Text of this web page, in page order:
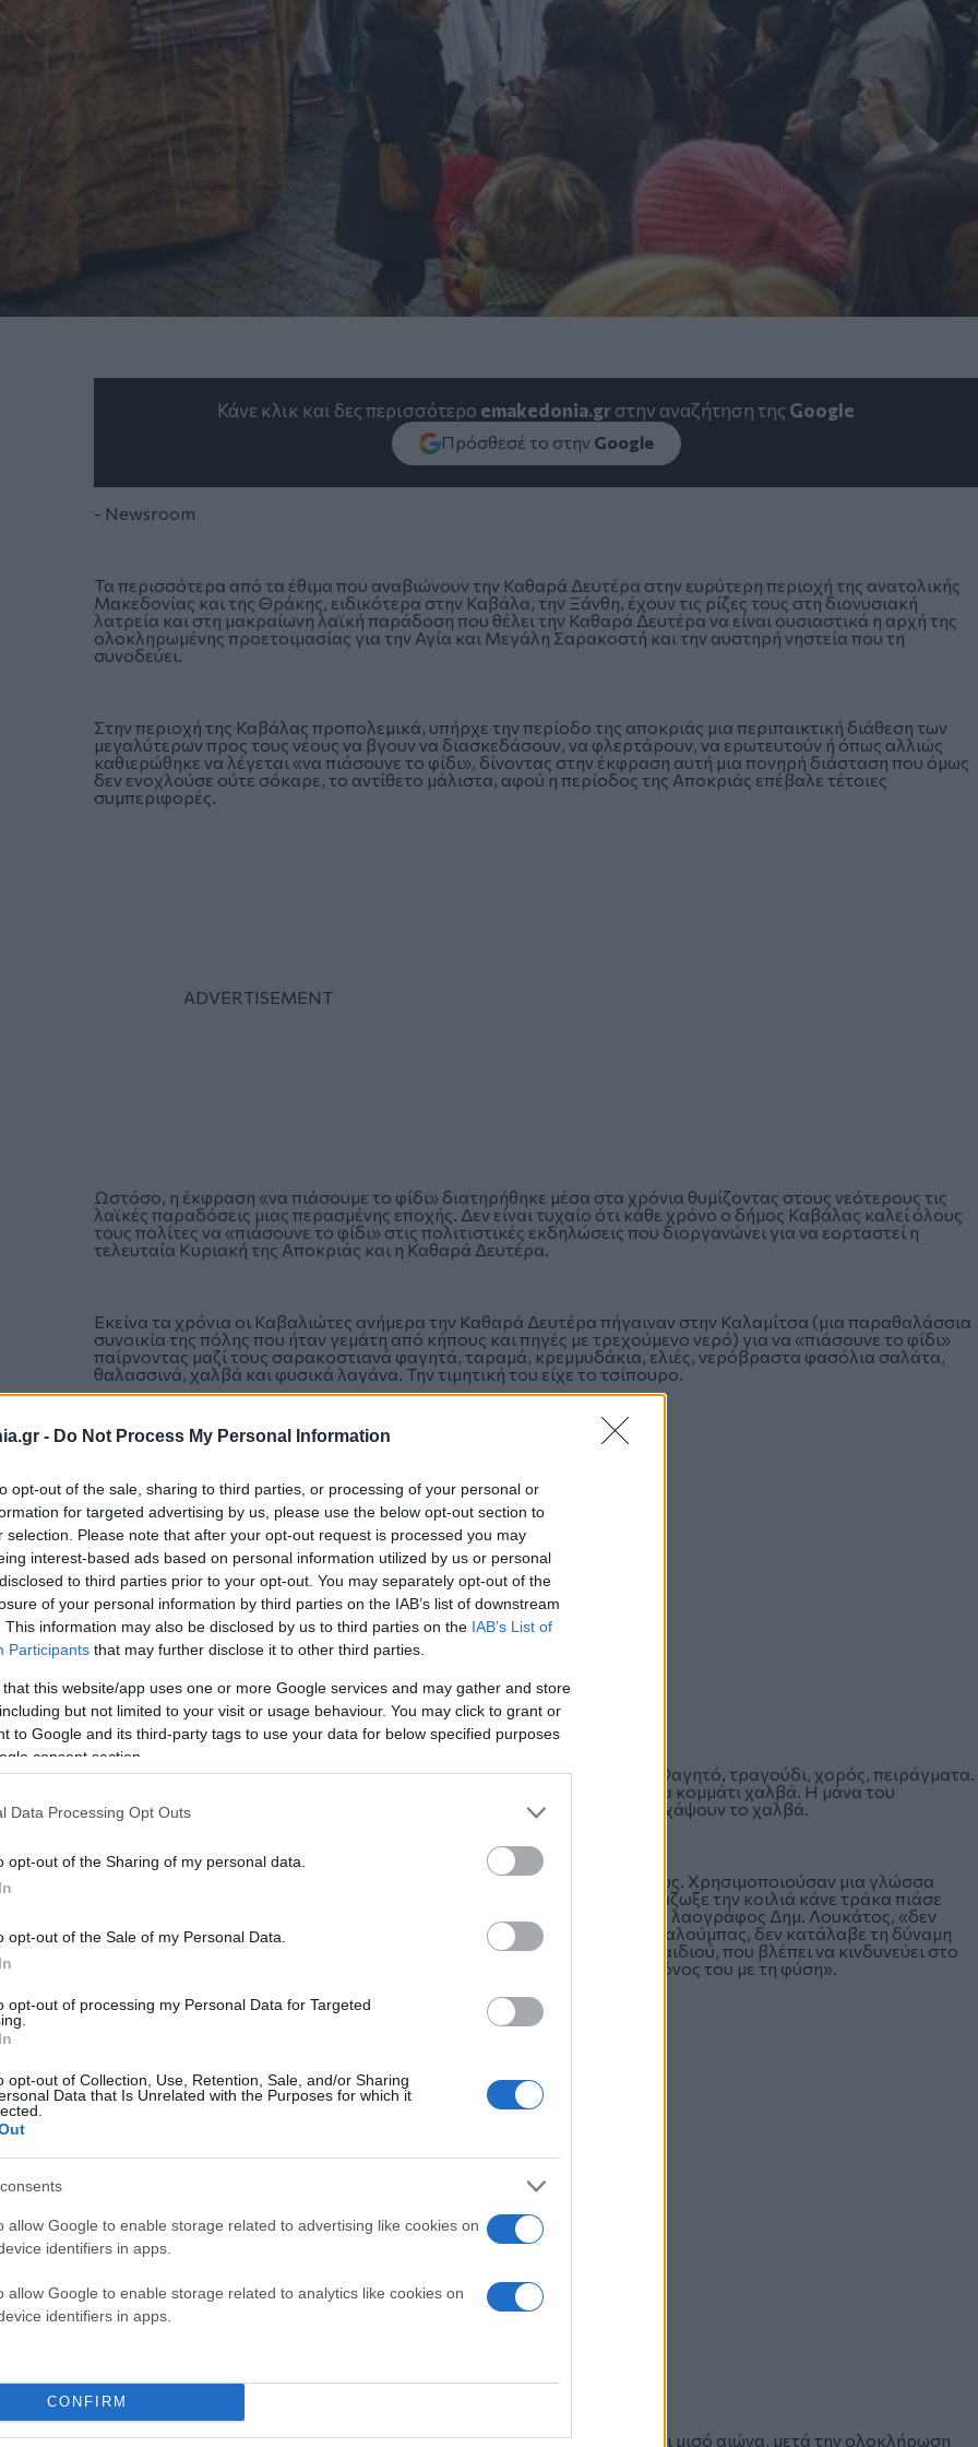
- Do Not Process My Personal Information
opt-out of the sale, sharing to third parties, or processing of your personal or
for targeted advertising by us, please use the below opt-out section to
selection. Please note that after your opt-out request is processed you may
interest-based ads based on personal information utilized by us or personal
to third parties prior to your opt-out. You may separately opt-out of the
of your personal information by third parties on the IAB’s list of downstream
This information may also be disclosed by us to third parties on the IAB’s List of
Participants that may further disclose it to other third parties.
that this website/app uses one or more Google services and may gather and store
but not limited to your visit or usage behaviour. You may click to grant or
to Google and its third-party tags to use your data for below specified purposes
consent section.
Data Processing Opt Outs
opt-out of the Sharing of my personal data.
opt-out of the Sale of my Personal Data.
opt-out of processing my Personal Data for Targeted
opt-out of Collection, Use, Retention, Sale, and/or Sharing
Data that Is Unrelated with the Purposes for which it
allow Google to enable storage related to advertising like cookies on
identifiers in apps.
allow Google to enable storage related to analytics like cookies on
identifiers in apps.
CONFIRM
Κάνε κλικ και δες περισσότερο emakedonia.grστην αναζήτηση της Google
Πρόσθεσέ το στην Google
- Newsroom
Τα περισσότερα από τα έθιμα που αναβιώνουν την Καθαρά Δευτέρα στην ευρύτερη περιοχή της ανατολικής
Μακεδονίας και της Θράκης, ειδικότερα στην Καβάλα, την Ξάνθη, έχουν τις ρίζες τους στη διονυσιακή
λατρεία και στη μακραίωνη λαϊκή παράδοση που θέλει την Καθαρά Δευτέρα να είναι ουσιαστικά η αρχή της
ολοκληρωμένης προετοιμασίας για την Αγία και Μεγάλη Σαρακοστή και την αυστηρή νηστεία που τη
συνοδεύει.
Στην περιοχή της Καβάλας προπολεμικά, υπήρχε την περίοδο της αποκριάς μια περιπαικτική διάθεση των
μεγαλύτερων προς τους νέους να βγουν να διασκεδάσουν, να φλερτάρουν, να ερωτευτούν ή όπως αλλιώς
καθιερώθηκε να λέγεται «να πιάσουνε το φίδι», δίνοντας στην έκφραση αυτή μια πονηρή διάσταση που όμως
δεν ενοχλούσε ούτε σόκαρε, το αντίθετο μάλιστα, αφού η περίοδος της Αποκριάς επέβαλε τέτοιες
συμπεριφορές.
Ωστόσο, η έκφραση «να πιάσουμε το φίδι» διατηρήθηκε μέσα στα χρόνια θυμίζοντας στους νεότερους τις
λαϊκές παραδόσεις μιας περασμένης εποχής. Δεν είναι τυχαίο ότι κάθε χρόνο ο δήμος Καβάλας καλεί όλους
τους πολίτες να «πιάσουνε το φίδι» στις πολιτιστικές εκδηλώσεις που διοργανώνει για να εορταστεί η
τελευταία Κυριακή της Αποκριάς και η Καθαρά Δευτέρα.
Εκείνα τα χρόνια οι Καβαλιώτες ανήμερα την Καθαρά Δευτέρα πήγαιναν στην Καλαμίτσα (μια παραθαλάσσια
συνοικία της πόλης που ήταν γεμάτη από κήπους και πηγές με τρεχούμενο νερό) για να «πιάσουνε το φίδι»
παίρνοντας μαζί τους σαρακοστιανά φαγητά, ταραμά, κρεμμυδάκια, ελιές, νερόβραστα φασόλια σαλάτα,
θαλασσινά, χαλβά και φυσικά λαγάνα. Την τιμητική του είχε το τσίπουρο.
Παρέες – παρέες, στρώνανε κάτω τις κουρελούδες και το κέφι άναβε. Φαγητό, τραγούδι, χορός, πειράγματα.
Αγαπημένο παιχνίδι της ημέρας ήταν η χάσκα. Σε μια κλωστή έδεναν ένα κομμάτι χαλβά. Η μάνα του
παιχνιδιού το κουνούσε πέρα – δώθε και οι παίχτες προσπαθούσαν να χάψουν το χαλβά.
Τα παιδιά όλη την προηγούμενη εβδομάδα ετοίμαζαν τον χαρταετό τους. Χρησιμοποιούσαν μια γλώσσα
συνθηματική που γέμιζε τον αέρα: «Αμόλα Καλούμπα, βάστα κεφάλι, μάζωξε την κοιλιά κάνε τράκα πιάσε
ήλιο». «Όποιος δεν έπαιξε ποτέ του με χαρταετό», αναφέρει ο μεγάλος λαογράφος Δημ. Λουκάτος, «δεν
κοίταξε όσο χρειάζεται ψηλά. Όποιος δεν ένοιωσε την αντίσταση της καλούμπας, δεν κατάλαβε τη δύναμη
του αέρα. Όποιος δε φώναξε με την ευθύνη και την πρωτοβουλία του παιδιού, που βλέπει να κινδυνεύει στο
μετεωρισμά του ο αετός, δεν ένοιωσε τη χαρά, του να τα βγάζει πέρα μόνος του με τη φύση».
Στη γειτονική Ξάνθη, στην πόλη με τα χίλια χρώματα, αναβιώνει εδώ και μισό αιώνα, μετά την ολοκλήρωση